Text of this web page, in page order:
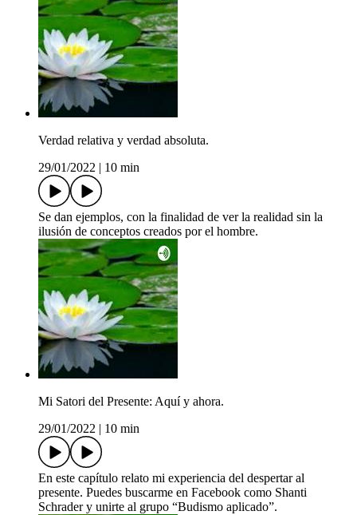
Verdad relativa y verdad absoluta.
29/01/2022
10 min
Se dan ejemplos, con la finalidad de ver la realidad sin la
ilusión de conceptos creados por el hombre.
Mi Satori del Presente: Aquí y ahora.
29/01/2022
10 min
En este capítulo relato mi experiencia del despertar al
presente. Puedes buscarme en Facebook como Shanti
Schrader y unirte al grupo “Budismo aplicado”.